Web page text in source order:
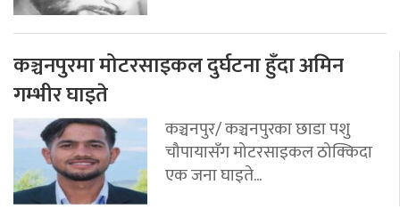
कञ्चनपुरमा मोटरसाइकल दुर्घटना हुँदा अमिन
गम्भीर घाइते
कञ्चनपुर/ कञ्चनपुरका छाडा पशु
चौपायासँग मोटरसाइकल ठोक्किदा
एक जना घाइते...